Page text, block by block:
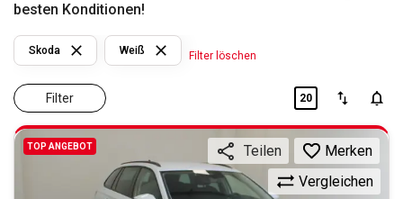
besten Konditionen!
Filter
Skoda Weiß Filter löschen
20
TOP ANGEBOT
Vergleichen
Teilen Merken